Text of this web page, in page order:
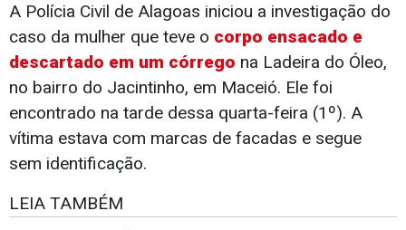
A Polícia Civil de Alagoas iniciou a investigação do
caso da mulher que teve o corpo ensacado e
descartado em um córrego na Ladeira do Óleo,
no bairro do Jacintinho, em Maceió. Ele foi
encontrado na tarde dessa quarta-feira (1º). A
vítima estava com marcas de facadas e segue
sem identificação.
LEIA TAMBÉM